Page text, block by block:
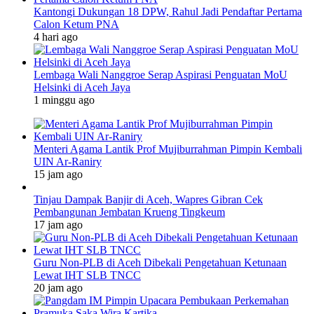
Kantongi Dukungan 18 DPW, Rahul Jadi Pendaftar Pertama
Calon Ketum PNA
4 hari ago
Lembaga Wali Nanggroe Serap Aspirasi Penguatan MoU
Helsinki di Aceh Jaya
1 minggu ago
Menteri Agama Lantik Prof Mujiburrahman Pimpin Kembali
UIN Ar-Raniry
15 jam ago
Tinjau Dampak Banjir di Aceh, Wapres Gibran Cek
Pembangunan Jembatan Krueng Tingkeum
17 jam ago
Guru Non-PLB di Aceh Dibekali Pengetahuan Ketunaan
Lewat IHT SLB TNCC
20 jam ago